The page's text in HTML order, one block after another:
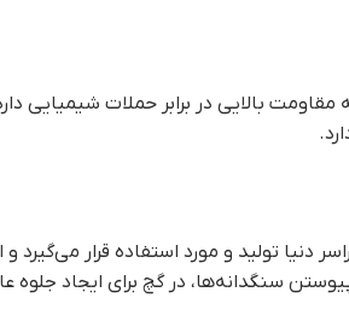
بالایی در برابر حملات شیمیایی
سنگدانه‌ها، در گچ برای ایجاد جلوه